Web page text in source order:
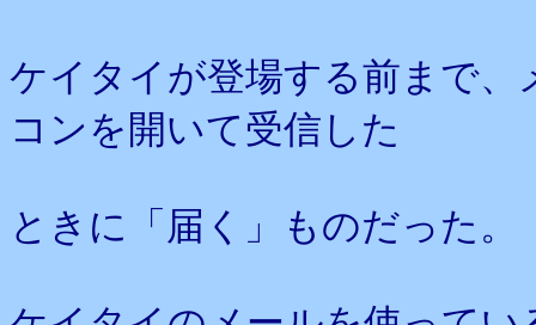
ケイタイが登場する前まで
コンを開いて受信した
ときに「届く」ものだった。